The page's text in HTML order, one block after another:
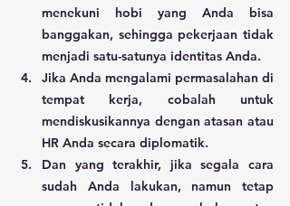
menekuni hobi yang Anda bisa
banggakan, sehingga pekerjaan tidak
menjadi satu-satunya identitas Anda.
Jika Anda mengalami permasalahan di
tempat kerja, cobalah untuk
mendiskusikannya dengan atasan atau
HR Anda secara diplomatik.
Dan yang terakhir, jika segala cara
sudah Anda lakukan, namun tetap